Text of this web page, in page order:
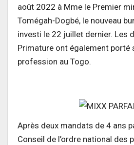
août 2022 à Mme le Premier
Tomégah-Dogbé, le nouveau
investi le 22 juillet dernier. Les
Primature ont également porté
profession au Togo.
Après deux mandats de 4 ans
Conseil de l’ordre national des